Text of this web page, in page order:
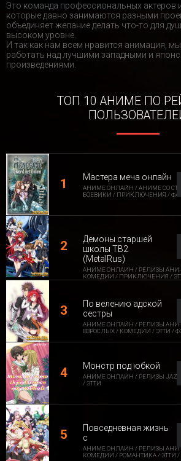
Это команда профессиональных актеров
которые давно занимаются разными
объединяет желание делать что-то для
высоком уровне.
И так как нам всем нравится анимация,
работать над лучшими западными и
произведениями.
ТОП 10 АНИМЕ ПО
Мастера меча онлайн
АНИМЕ ОНЛАЙН / АНИМЕ СО
БОЕВИКИ / ПРИКЛЮЧЕНИЯ /
Демоны старшей
школы ТВ2
(MetalRus)
АНИМЕ ОНЛАЙН / РЕЛИЗЫ
КОМЕДИИ / ПРИКЛЮЧЕНИЯ /
По велению адской
сестры
АНИМЕ ОНЛАЙН / РЕЛИЗЫ
ВЗРОСЛЫХ / КОМЕДИИ / ЭТТИ /
Монстр под юбкой
АНИМЕ ОНЛАЙН / РЕЛИЗЫ
/ ЭТТИ
Повседневная жизнь
с
АНИМЕ ОНЛАЙН / РЕЛИЗЫ
КОМЕДИИ / РОМАНТИКА / ЭТТИ /